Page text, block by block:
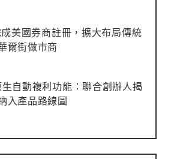
美國券商註冊，擴大布局傳統
爾街做市商
自動複利功能：聯合創辦人揭
入產品路線圖